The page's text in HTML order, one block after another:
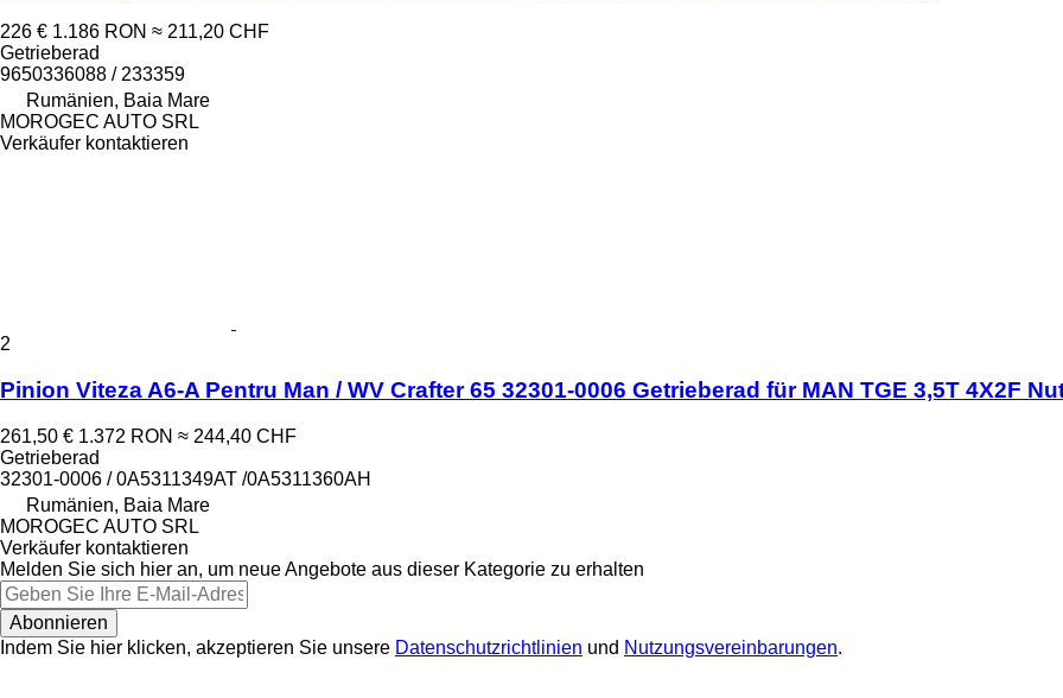
226 € 1.186 RON ≈ 211,20 CHF
Getrieberad
9650336088 / 233359
Rumänien, Baia Mare
MOROGEC AUTO SRL
Verkäufer kontaktieren
2
Pinion Viteza A6-A Pentru Man / WV Crafter 65 32301-0006 Getrieberad für MAN TGE 3,5T 4X2F
261,50 € 1.372 RON ≈ 244,40 CHF
Getrieberad
32301-0006 / 0A5311349AT /0A5311360AH
Rumänien, Baia Mare
MOROGEC AUTO SRL
Verkäufer kontaktieren
Melden Sie sich hier an, um neue Angebote aus dieser Kategorie zu erhalten
Abonnieren
Indem Sie hier klicken, akzeptieren Sie unsere Datenschutzrichtlinien und Nutzungsvereinbarungen.